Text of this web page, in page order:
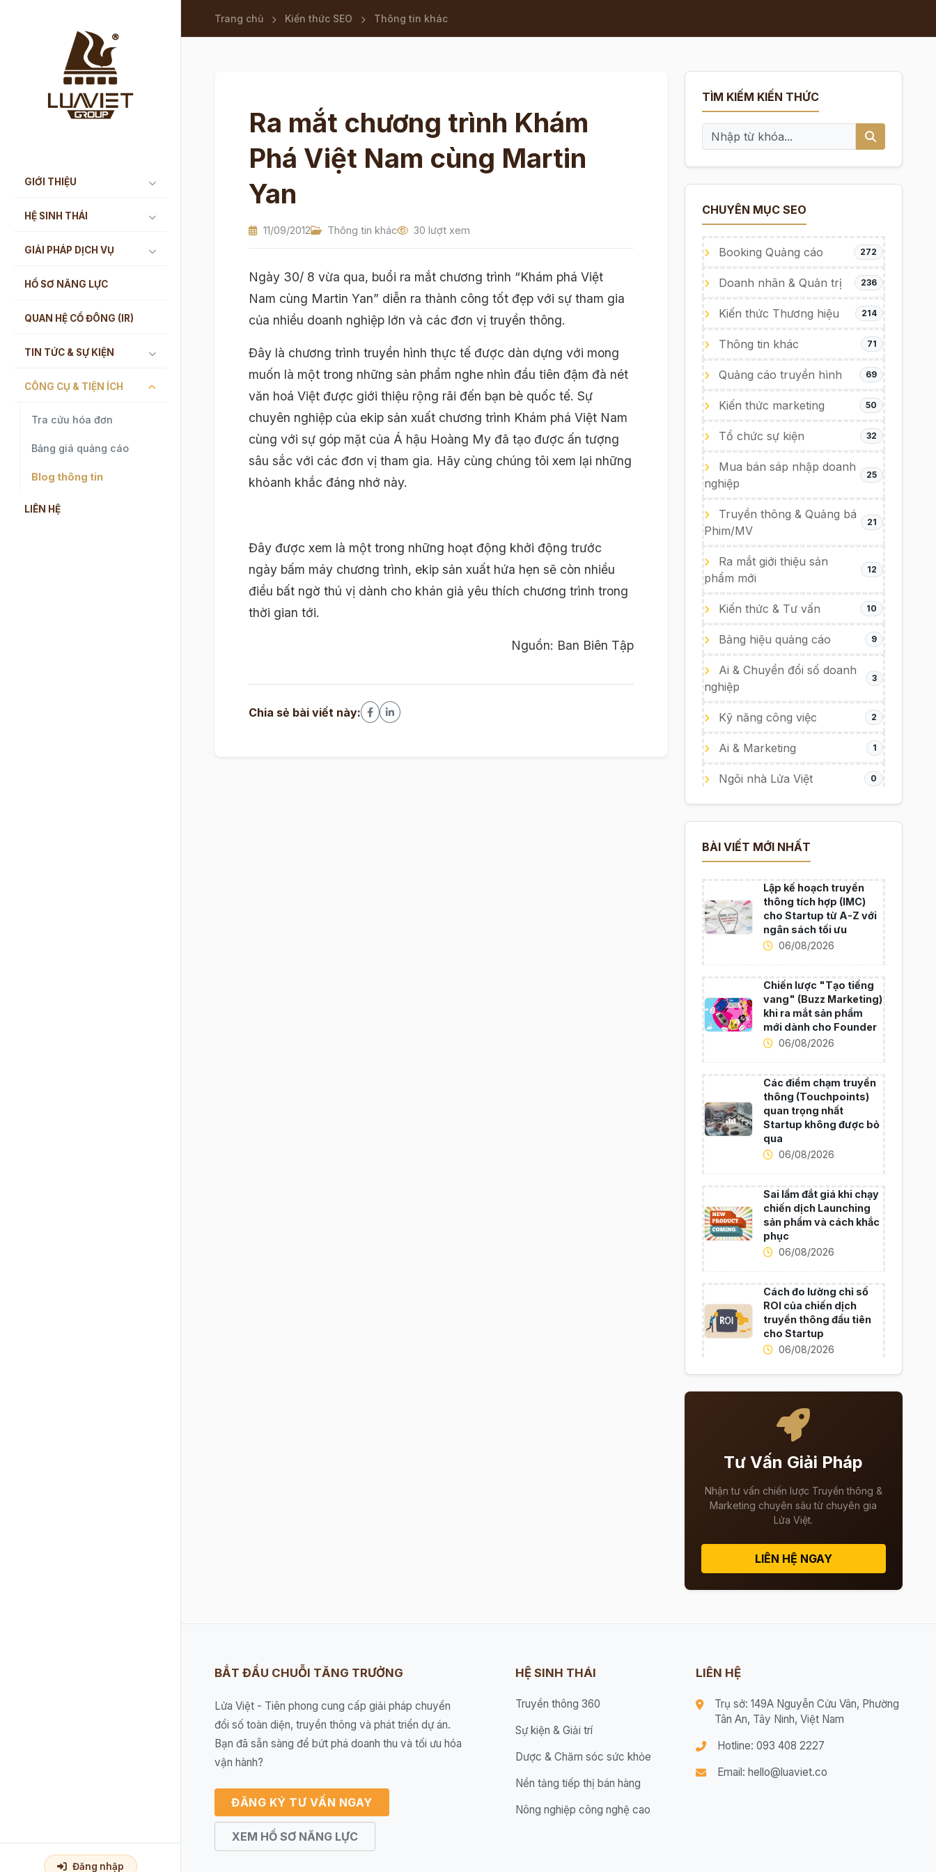
GIỚI THIỆU
HỆ SINH THÁI
GIẢI PHÁP DỊCH VỤ
HỒ SƠ NĂNG LỰC
QUAN HỆ CỔ ĐÔNG (IR)
TIN TỨC & SỰ KIỆN
CÔNG CỤ & TIỆN ÍCH
Tra cứu hóa đơn
Bảng giá quảng cáo
Blog thông tin
LIÊN HỆ
Đăng nhập
Trang chủ Kiến thức SEO Thông tin khác
Ra mắt chương trình Khám
Phá Việt Nam cùng Martin
Yan
11/09/2012 Thông tin khác 30 lượt xem
Ngày 30/ 8 vừa qua, buổi ra mắt chương trình “Khám phá Việt
Nam cùng Martin Yan” diễn ra thành công tốt đẹp với sự tham gia
của nhiều doanh nghiệp lớn và các đơn vị truyền thông.
Đây là chương trình truyền hình thực tế được dàn dựng với mong
muốn là một trong những sản phẩm nghe nhìn đầu tiên đậm đà nét
văn hoá Việt được giới thiệu rộng rãi đến bạn bè quốc tế. Sự
chuyên nghiệp của ekip sản xuất chương trình Khám phá Việt Nam
cùng với sự góp mặt của Á hậu Hoàng My đã tạo được ấn tượng
sâu sắc với các đơn vị tham gia. Hãy cùng chúng tôi xem lại những
khỏanh khắc đáng nhớ này.
Đây được xem là một trong những hoạt động khởi động trước
ngày bấm máy chương trình, ekip sản xuất hứa hẹn sẽ còn nhiều
điều bất ngờ thú vị dành cho khán giả yêu thích chương trình trong
thời gian tới.
Nguồn: Ban Biên Tập
Chia sẻ bài viết này:
TÌM KIẾM KIẾN THỨC
CHUYÊN MỤC SEO
Booking Quảng cáo 272
Doanh nhân & Quản trị 236
Kiến thức Thương hiệu 214
Thông tin khác 71
Quảng cáo truyền hình 69
Kiến thức marketing 50
Tổ chức sự kiện 32
Mua bán sáp nhập doanh
nghiệp
25
Truyền thông & Quảng bá
Phim/MV
21
Ra mắt giới thiệu sản
phẩm mới
12
Kiến thức & Tư vấn 10
Bảng hiệu quảng cáo 9
Ai & Chuyển đổi số doanh
nghiệp
3
Kỹ năng công việc 2
Ai & Marketing 1
Ngôi nhà Lửa Việt 0
BÀI VIẾT MỚI NHẤT
Lập kế hoạch truyền
thông tích hợp (IMC)
cho Startup từ A-Z với
ngân sách tối ưu
06/08/2026
Chiến lược "Tạo tiếng
vang" (Buzz Marketing)
khi ra mắt sản phẩm
mới dành cho Founder
06/08/2026
Các điểm chạm truyền
thông (Touchpoints)
quan trọng nhất
Startup không được bỏ
qua
06/08/2026
Sai lầm đắt giá khi chạy
chiến dịch Launching
sản phẩm và cách khắc
phục
06/08/2026
Cách đo lường chỉ số
ROI của chiến dịch
truyền thông đầu tiên
cho Startup
06/08/2026
Tư Vấn Giải Pháp
Nhận tư vấn chiến lược Truyền thông &
Marketing chuyên sâu từ chuyên gia
Lửa Việt.
LIÊN HỆ NGAY
BẮT ĐẦU CHUỖI TĂNG TRƯỞNG
Lửa Việt - Tiên phong cung cấp giải pháp chuyển
đổi số toàn diện, truyền thông và phát triển dự án.
Bạn đã sẵn sàng để bứt phá doanh thu và tối ưu hóa
vận hành?
ĐĂNG KÝ TƯ VẤN NGAY
XEM HỒ SƠ NĂNG LỰC
HỆ SINH THÁI
Truyền thông 360
Sự kiện & Giải trí
Dược & Chăm sóc sức khỏe
Nền tảng tiếp thị bán hàng
Nông nghiệp công nghệ cao
LIÊN HỆ
Trụ sở: 149A Nguyễn Cửu Vân, Phường
Tân An, Tây Ninh, Việt Nam
Hotline: 093 408 2227
Email: hello@luaviet.co